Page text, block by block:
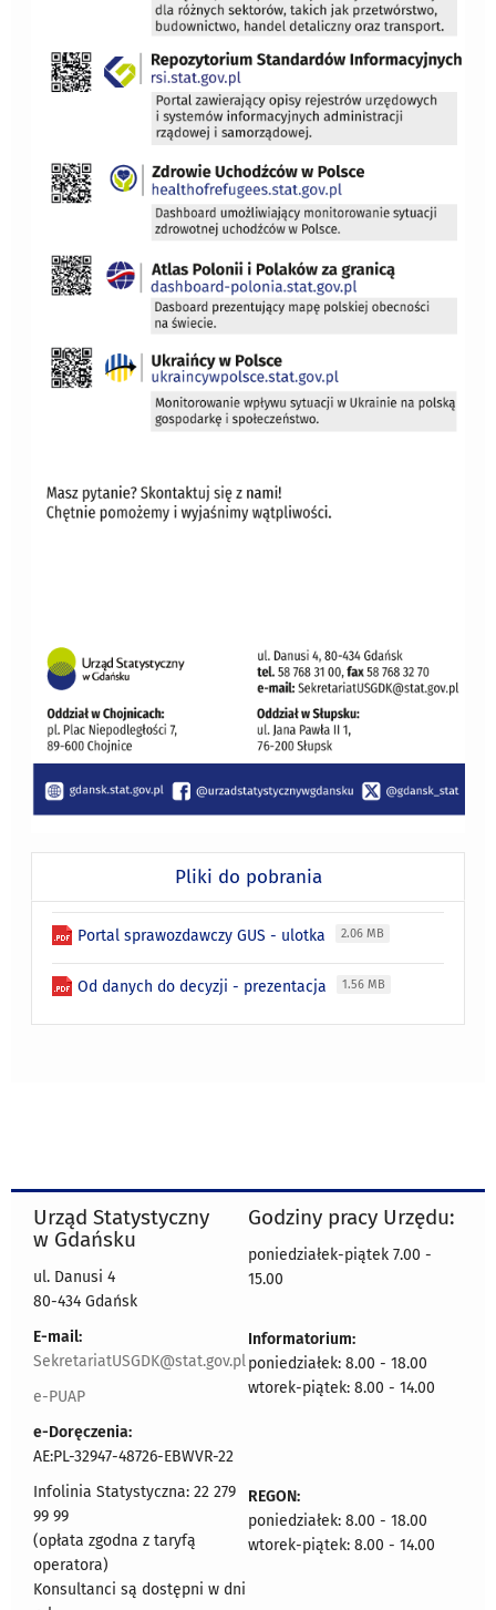
Pliki do pobrania
Portal sprawozdawczy GUS - ulotka 2.06 MB
Od danych do decyzji - prezentacja 1.56 MB
Urząd Statystyczny
w Gdańsku
ul. Danusi 4
80-434 Gdańsk
E-mail:
SekretariatUSGDK@stat.gov.pl
e-PUAP
e-Doręczenia:
AE:PL-32947-48726-EBWVR-22
Infolinia Statystyczna: 22 279
99 99
(opłata zgodna z taryfą
operatora)
Konsultanci są dostępni w dni
Godziny pracy Urzędu:
poniedziałek-piątek 7.00 -
15.00
Informatorium:
poniedziałek: 8.00 - 18.00
wtorek-piątek: 8.00 - 14.00
REGON:
poniedziałek: 8.00 - 18.00
wtorek-piątek: 8.00 - 14.00